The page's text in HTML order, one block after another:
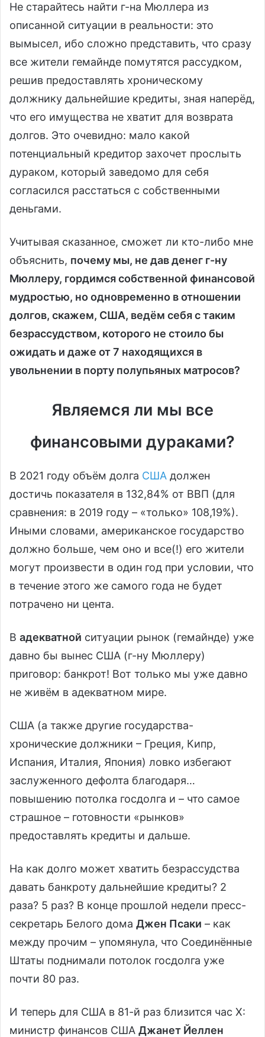
Не старайтесь найти г-на Мюллера из
описанной ситуации в реальности: это
вымысел, ибо сложно представить, что сразу
все жители гемайнде помутятся рассудком,
решив предоставлять хроническому
должнику дальнейшие кредиты, зная наперёд,
что его имущества не хватит для возврата
долгов. Это очевидно: мало какой
потенциальный кредитор захочет прослыть
дураком, который заведомо для себя
согласился расстаться с собственными
деньгами.
Учитывая сказанное, сможет ли кто-либо мне
объяснить, почему мы, не дав денег г-ну
Мюллеру, гордимся собственной финансовой
мудростью, но одновременно в отношении
долгов, скажем, США, ведём себя с таким
безрассудством, которого не стоило бы
ожидать и даже от 7 находящихся в
увольнении в порту полупьяных матросов?
Являемся ли мы все
финансовыми дураками?
В 2021 году объём долга США должен
достичь показателя в 132,84% от ВВП (для
сравнения: в 2019 году – «только» 108,19%).
Иными словами, американское государство
должно больше, чем оно и все(!) его жители
могут произвести в один год при условии, что
в течение этого же самого года не будет
потрачено ни цента.
В адекватной ситуации рынок (гемайнде) уже
давно бы вынес США (г-ну Мюллеру)
приговор: банкрот! Вот только мы уже давно
не живём в адекватном мире.
США (а также другие государства-
хронические должники – Греция, Кипр,
Испания, Италия, Япония) ловко избегают
заслуженного дефолта благодаря…
повышению потолка госдолга и – что самое
страшное – готовности «рынков»
предоставлять кредиты и дальше.
На как долго может хватить безрассудства
давать банкроту дальнейшие кредиты? 2
раза? 5 раз? В конце прошлой недели пресс-
секретарь Белого дома Джен Псаки – как
между прочим – упомянула, что Соединённые
Штаты поднимали потолок госдолга уже
почти 80 раз.
И теперь для США в 81-й раз близится час Х:
министр финансов США Джанет Йеллен